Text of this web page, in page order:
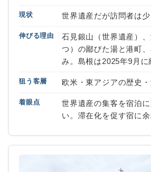
現状 世界遺産だが訪問者は
伸びる理由
石見銀山（世界遺産）
つ）の鄙びた湯と港町
み。島根は2025年9月に
狙う客層 欧米・東アジアの歴史
着眼点
世界遺産の集客を宿泊
い。滞在化を促す宿に